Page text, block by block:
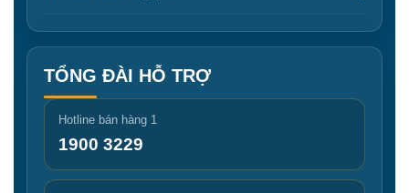
TỔNG ĐÀI HỖ TRỢ
Hotline bán hàng 1
1900 3229